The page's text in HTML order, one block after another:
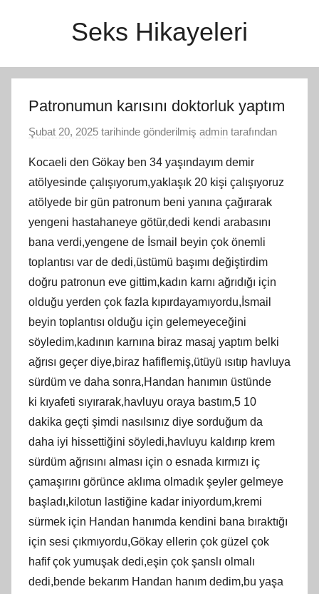
Seks Hikayeleri
Patronumun karısını doktorluk yaptım
Şubat 20, 2025 tarihinde gönderilmiş admin tarafından
Kocaeli den Gökay ben 34 yaşındayım demir
atölyesinde çalışıyorum,yaklaşık 20 kişi çalışıyoruz
atölyede bir gün patronum beni yanına çağırarak
yengeni hastahaneye götür,dedi kendi arabasını
bana verdi,yengene de İsmail beyin çok önemli
toplantısı var de dedi,üstümü başımı değiştirdim
doğru patronun eve gittim,kadın karnı ağrıdığı için
olduğu yerden çok fazla kıpırdayamıyordu,İsmail
beyin toplantısı olduğu için gelemeyeceğini
söyledim,kadının karnına biraz masaj yaptım belki
ağrısı geçer diye,biraz hafiflemiş,ütüyü ısıtıp havluya
sürdüm ve daha sonra,Handan hanımın üstünde
ki kıyafeti sıyırarak,havluyu oraya bastım,5 10
dakika geçti şimdi nasılsınız diye sorduğum da
daha iyi hissettiğini söyledi,havluyu kaldırıp krem
sürdüm ağrısını alması için o esnada kırmızı iç
çamaşırını görünce aklıma olmadık şeyler gelmeye
başladı,kilotun lastiğine kadar iniyordum,kremi
sürmek için Handan hanımda kendini bana bıraktığı
için sesi çıkmıyordu,Gökay ellerin çok güzel çok
hafif çok yumuşak dedi,eşin çok şanslı olmalı
dedi,bende bekarım Handan hanım dedim,bu yaşa